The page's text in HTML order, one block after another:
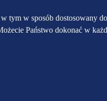
tym w sposób dostosowany
Państwo dokonać w